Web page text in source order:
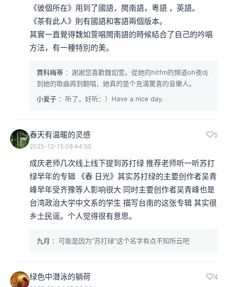
《彼個所在》用到了國語，閩南語，粵語 ，英語。
《茶有此人》則有國語和客語兩個版本。
其實一直覺得魏如萱唱閩南語的時候結合了自己的吟唱
方法，有一種特別的美。
賈科梅蒂 ：謝謝您喜歡魏如萱。從她的hitfm的頻道oh夜dj
到她的歌曲再到翻唱，她真的是个充滿驚喜的音樂人。
小爰子 ：听了，好听：）Have a nice day.
春天有温暖的灵感 5
2025-12-15 08:44:50
成庆老师几次线上线下提到苏打绿 推荐老师听一听苏打
绿早年的专辑 《春 日光》其实苏打绿的主要创作者吴青
峰早年受齐豫等人影响很大 同时主要创作者吴青峰也是
台湾政治大学中文系的学生 描写台南的这张专辑 其实很
乡土民谣。个人觉得很有意思。
九月 ：可能是因为“苏打绿”这个名字有点不知所云吧
绿色中潜泳的躺荷 4